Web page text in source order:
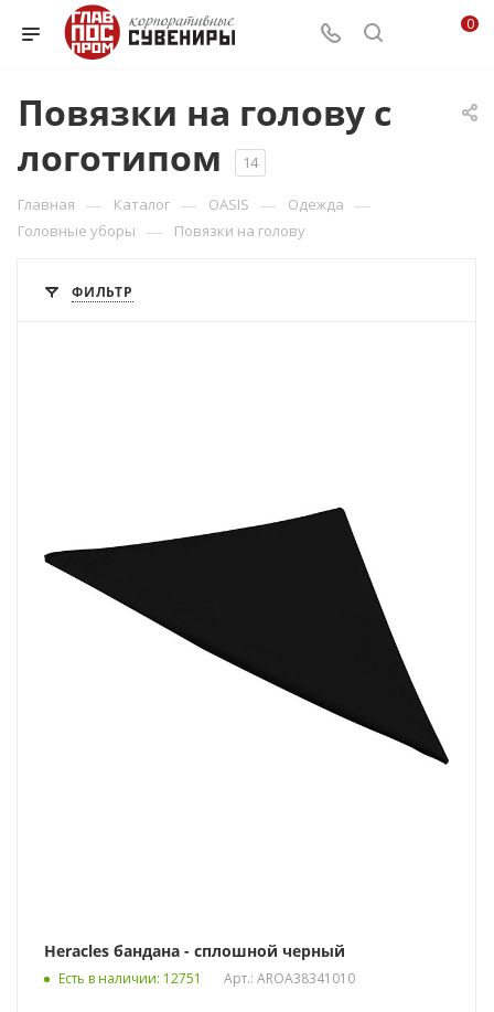
0
Повязки на голову с
логотипом
14
Главная — Каталог — OASIS — Одежда —
Головные уборы — Повязки на голову
ФИЛЬТР
Heracles бандана - сплошной черный
Есть в наличии: 12751 Арт.: AROA38341010